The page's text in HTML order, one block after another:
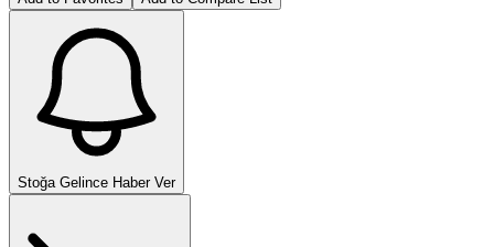
Stoğa Gelince Haber Ver